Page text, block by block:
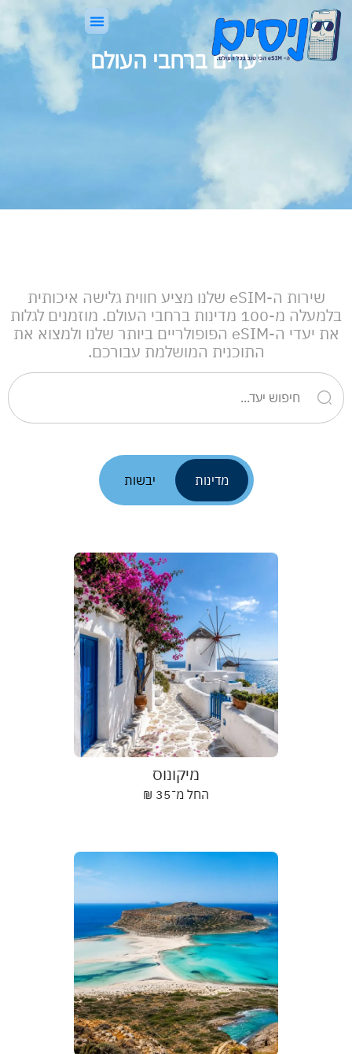
לתוכן
יעדים ברחבי העולם
שירות ה-eSIM שלנו מציע חווית גלישה איכותית
בלמעלה מ-100 מדינות ברחבי העולם. מוזמנים לגלות
את יעדי ה-eSIM הפופולריים ביותר שלנו ולמצוא את
התוכנית המושלמת עבורכם.
מדינות יבשות
מיקונוס
החל מ־ ₪ 35